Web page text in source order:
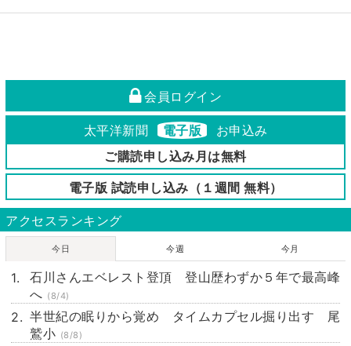
会員ログイン
太平洋新聞 電子版
お申込み
ご購読申し込み月は無料
電子版 試読申し込み（１週間 無料）
アクセスランキング
今日 今週 今月
石川さんエベレスト登頂 登山歴わずか５年で最高峰
へ (8/4)
半世紀の眠りから覚め タイムカプセル掘り出す 尾
鷲小 (8/8)